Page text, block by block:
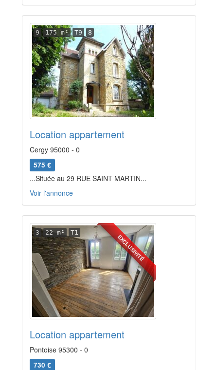
9 175 m² T9 8
Location appartement
Cergy 95000 - 0
575 €
...Située au 29 RUE SAINT MARTIN...
Voir l'annonce
EXCLUSIVITÉ
3 22 m² T1
Location appartement
Pontoise 95300 - 0
730 €